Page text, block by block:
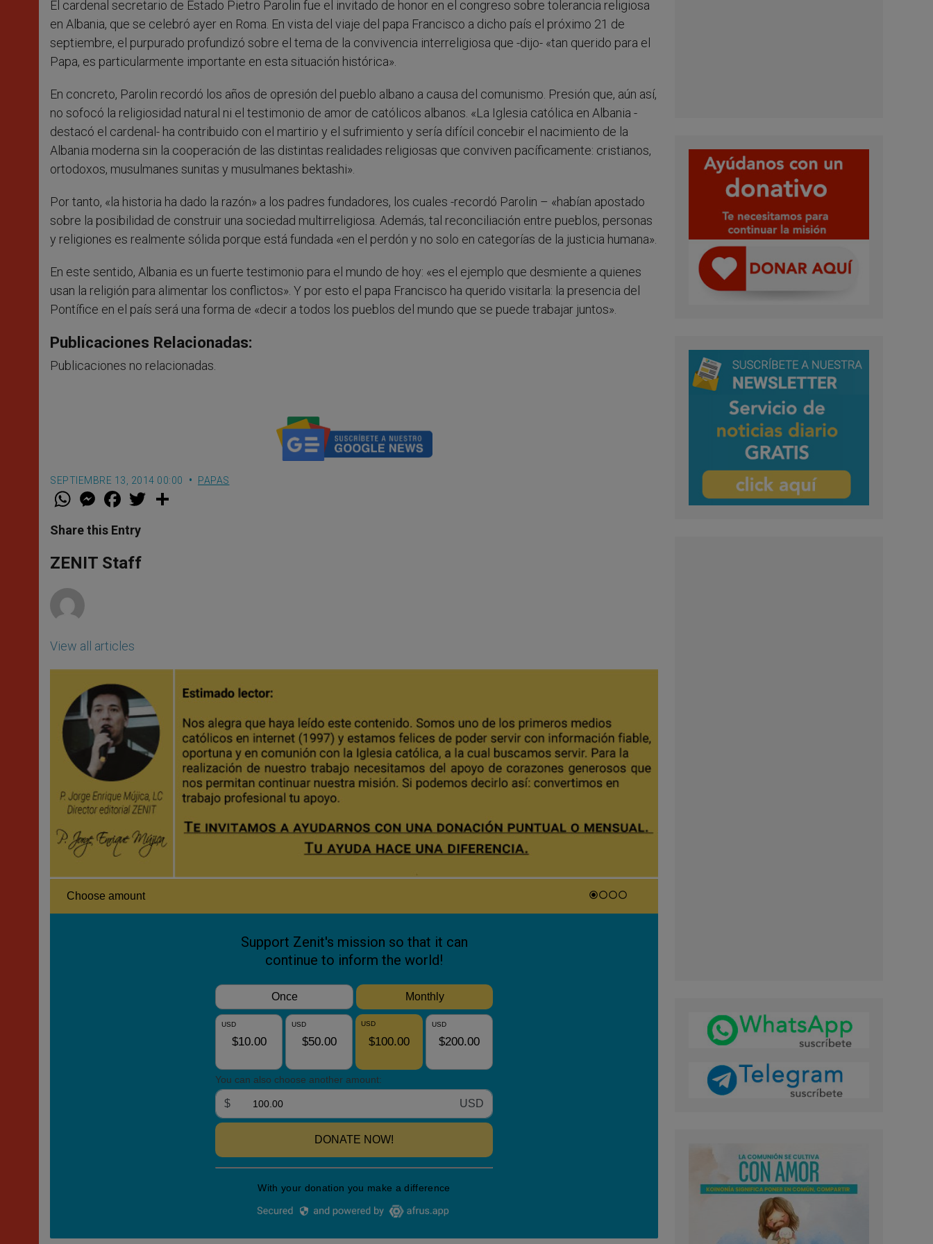
r
El cardenal secretario de Estado Pietro Parolin fue el invitado de honor en el congreso sobre tolerancia religiosa
en Albania, que se celebró ayer en Roma. En vista del viaje del papa Francisco a dicho país el próximo 21 de
septiembre, el purpurado profundizó sobre el tema de la convivencia interreligiosa que -dijo- «tan querido para el
Papa, es particularmente importante en esta situación histórica».
En concreto, Parolin recordó los años de opresión del pueblo albano a causa del comunismo. Presión que, aún así,
no sofocó la religiosidad natural ni el testimonio de amor de católicos albanos. «La Iglesia católica en Albania -
destacó el cardenal- ha contribuido con el martirio y el sufrimiento y sería difícil concebir el nacimiento de la
Albania moderna sin la cooperación de las distintas realidades religiosas que conviven pacíficamente: cristianos,
ortodoxos, musulmanes sunitas y musulmanes bektashi».
Por tanto, «la historia ha dado la razón» a los padres fundadores, los cuales -recordó Parolin – «habían apostado
sobre la posibilidad de construir una sociedad multirreligiosa. Además, tal reconciliación entre pueblos, personas
y religiones es realmente sólida porque está fundada «en el perdón y no solo en categorías de la justicia humana».
En este sentido, Albania es un fuerte testimonio para el mundo de hoy: «es el ejemplo que desmiente a quienes
usan la religión para alimentar los conflictos». Y por esto el papa Francisco ha querido visitarla: la presencia del
Pontífice en el país será una forma de «decir a todos los pueblos del mundo que se puede trabajar juntos».
Publicaciones Relacionadas:
Publicaciones no relacionadas.
SEPTIEMBRE 13, 2014 00:00 PAPAS
W
t
s
p
p
M
e
s
e
g
e
F
a
e
b
o
k
w
Share this Entry
ZENIT Staff
View all articles